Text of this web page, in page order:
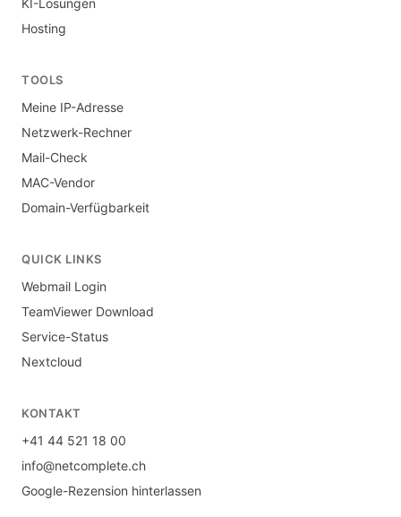
KI-Lösungen
Hosting
TOOLS
Meine IP-Adresse
Netzwerk-Rechner
Mail-Check
MAC-Vendor
Domain-Verfügbarkeit
QUICK LINKS
Webmail Login
TeamViewer Download
Service-Status
Nextcloud
KONTAKT
+41 44 521 18 00
info@netcomplete.ch
Google-Rezension hinterlassen